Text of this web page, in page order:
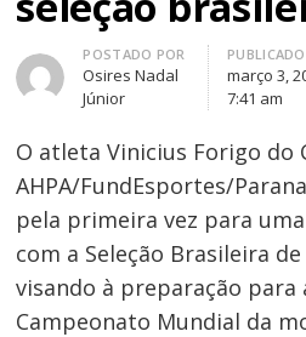
Autor
POSTADO POR
Osires Nadal
Júnior
PUBLICADO
março 3,
7:41 am
O atleta Vinicius Forigo do
AHPA/FundEsportes/
pela primeira vez para
com a Seleção Brasileira
visando à preparação para
Campeonato Mundial da